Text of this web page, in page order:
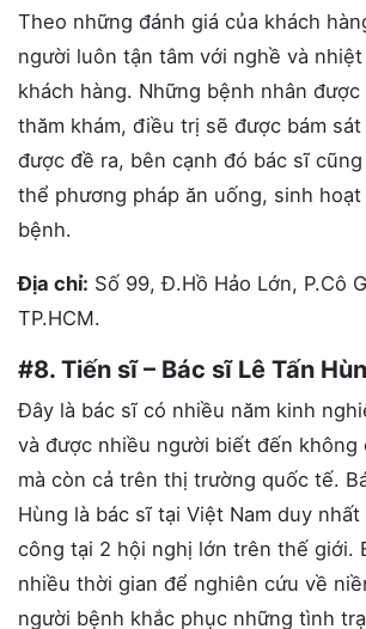
Theo những đánh giá của khách
người luôn tận tâm với nghề và
khách hàng. Những bệnh nhân
thăm khám, điều trị sẽ được bám
được đề ra, bên cạnh đó bác sĩ
thể phương pháp ăn uống, sinh
bệnh.
Địa chỉ: Số 99, Đ.Hồ Hảo Lớn, P.Cô
TP.HCM.
#8. Tiến sĩ – Bác sĩ Lê Tấn
Đây là bác sĩ có nhiều năm kinh
và được nhiều người biết đến không
mà còn cả trên thị trường quốc tế.
Hùng là bác sĩ tại Việt Nam duy
công tại 2 hội nghị lớn trên thế giới.
nhiều thời gian để nghiên cứu về
người bệnh khắc phục những tình